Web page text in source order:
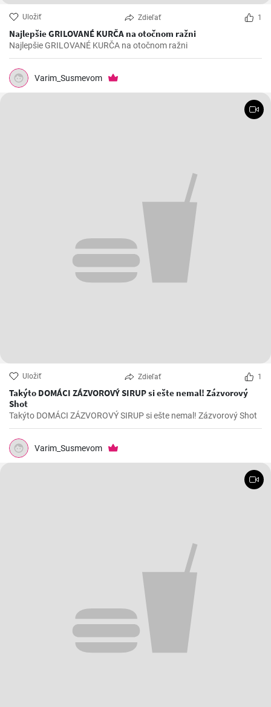
Uložiť Zdieľať 1
Najlepšie GRILOVANÉ KURČA na otočnom ražni
Najlepšie GRILOVANÉ KURČA na otočnom ražni
Varim_Susmevom
Uložiť Zdieľať 1
Takýto DOMÁCI ZÁZVOROVÝ SIRUP si ešte nemal! Zázvorový
Shot
Takýto DOMÁCI ZÁZVOROVÝ SIRUP si ešte nemal! Zázvorový Shot
Varim_Susmevom